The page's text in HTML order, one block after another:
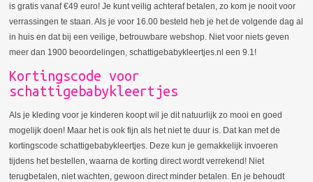
is gratis vanaf €49 euro! Je kunt veilig achteraf betalen, zo kom je nooit voor
verrassingen te staan. Als je voor 16.00 besteld heb je het de volgende dag al
in huis en dat bij een veilige, betrouwbare webshop. Niet voor niets geven
meer dan 1900 beoordelingen, schattigebabykleertjes.nl een 9.1!
Kortingscode voor
schattigebabykleertjes
Als je kleding voor je kinderen koopt wil je dit natuurlijk zo mooi en goed
mogelijk doen! Maar het is ook fijn als het niet te duur is. Dat kan met de
kortingscode schattigebabykleertjes. Deze kun je gemakkelijk invoeren
tijdens het bestellen, waarna de korting direct wordt verrekend! Niet
terugbetalen, niet wachten, gewoon direct minder betalen. En je behoudt